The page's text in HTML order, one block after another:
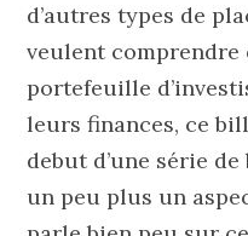
d’autres types de
veulent
portefeuille
leurs finances, ce
debut d’une série
un peu plus un